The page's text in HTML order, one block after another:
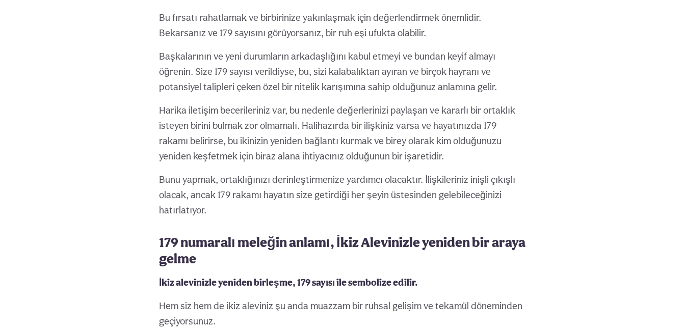
Bu fırsatı rahatlamak ve birbirinize yakınlaşmak için değerlendirmek önemlidir.
Bekarsanız ve 179 sayısını görüyorsanız, bir ruh eşi ufukta olabilir.
Başkalarının ve yeni durumların arkadaşlığını kabul etmeyi ve bundan keyif almayı
öğrenin. Size 179 sayısı verildiyse, bu, sizi kalabalıktan ayıran ve birçok hayranı ve
potansiyel talipleri çeken özel bir nitelik karışımına sahip olduğunuz anlamına gelir.
Harika iletişim becerileriniz var, bu nedenle değerlerinizi paylaşan ve kararlı bir ortaklık
isteyen birini bulmak zor olmamalı. Halihazırda bir ilişkiniz varsa ve hayatınızda 179
rakamı belirirse, bu ikinizin yeniden bağlantı kurmak ve birey olarak kim olduğunuzu
yeniden keşfetmek için biraz alana ihtiyacınız olduğunun bir işaretidir.
Bunu yapmak, ortaklığınızı derinleştirmenize yardımcı olacaktır. İlişkileriniz inişli çıkışlı
olacak, ancak 179 rakamı hayatın size getirdiği her şeyin üstesinden gelebileceğinizi
hatırlatıyor.
179 numaralı meleğin anlamı, İkiz Alevinizle yeniden bir araya
gelme
İkiz alevinizle yeniden birleşme, 179 sayısı ile sembolize edilir.
Hem siz hem de ikiz aleviniz şu anda muazzam bir ruhsal gelişim ve tekamül döneminden
geçiyorsunuz.